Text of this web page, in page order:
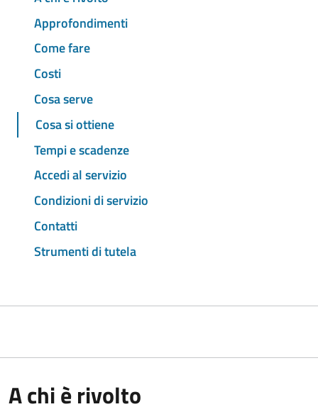
Approfondimenti
Come fare
Costi
Cosa serve
Cosa si ottiene
Tempi e scadenze
Accedi al servizio
Condizioni di servizio
Contatti
Strumenti di tutela
A chi è rivolto